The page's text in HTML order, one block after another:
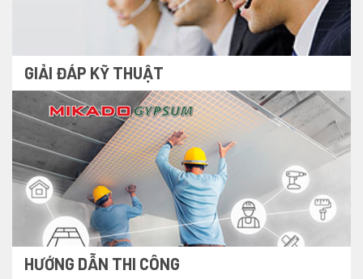
GIẢI ĐÁP KỸ THUẬT
HƯỚNG DẪN THI CÔNG